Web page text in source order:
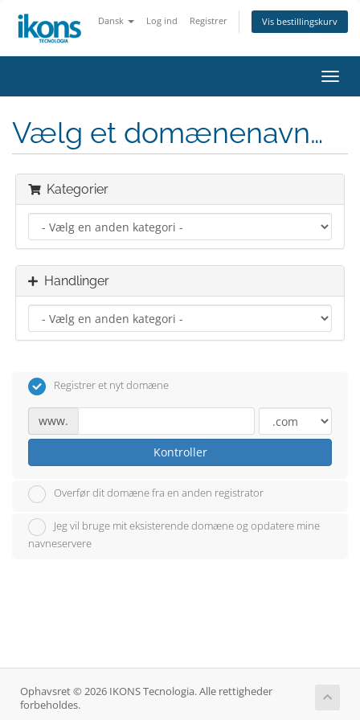
Dansk Log ind Registrer Vis bestillingskurv
Skift
Vælg et domænenavn…
Kategorier
Handlinger
Registrer et nyt domæne
www.
Kontroller
Overfør dit domæne fra en anden registrator
Jeg vil bruge mit eksisterende domæne og opdatere mine
navneservere
Ophavsret © 2026 IKONS Tecnologia. Alle rettigheder
forbeholdes.